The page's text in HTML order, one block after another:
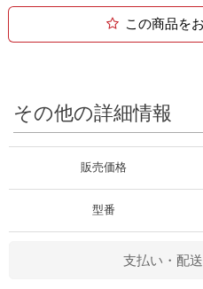
この商品を
その他の詳細情報
販売価格
型番
支払い・配